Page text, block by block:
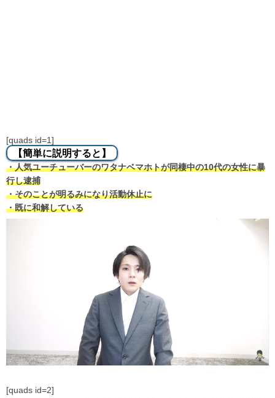
[quads id=1]
【簡単に説明すると】
・人気ユーチューバーのワタナベマホトが同棲中の10代の女性に暴
行し逮捕
・そのことが明るみになり活動休止に
・既に和解している
[quads id=2]